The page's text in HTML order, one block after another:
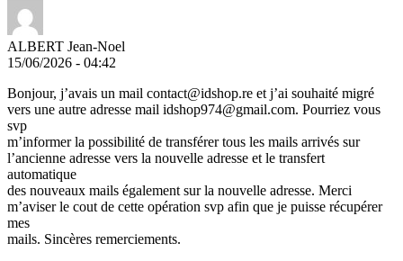
ALBERT Jean-Noel
15/06/2026 - 04:42
Bonjour, j’avais un mail contact@idshop.re et j’ai souhaité migré
vers une autre adresse mail idshop974@gmail.com. Pourriez vous
svp
m’informer la possibilité de transférer tous les mails arrivés sur
l’ancienne adresse vers la nouvelle adresse et le transfert
automatique
des nouveaux mails également sur la nouvelle adresse. Merci
m’aviser le cout de cette opération svp afin que je puisse récupérer
mes
mails. Sincères remerciements.